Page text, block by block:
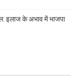
इलाज के अभाव में भाजपा